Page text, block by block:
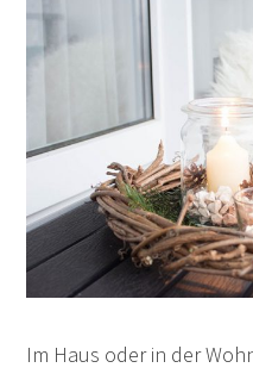
Im Haus oder in der